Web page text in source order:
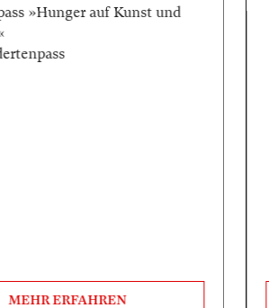
»Hunger auf Kunst und
MEHR ERFAHREN